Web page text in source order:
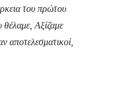
του πρώτου
Αξίζαμε
αποτελεσματικοί,